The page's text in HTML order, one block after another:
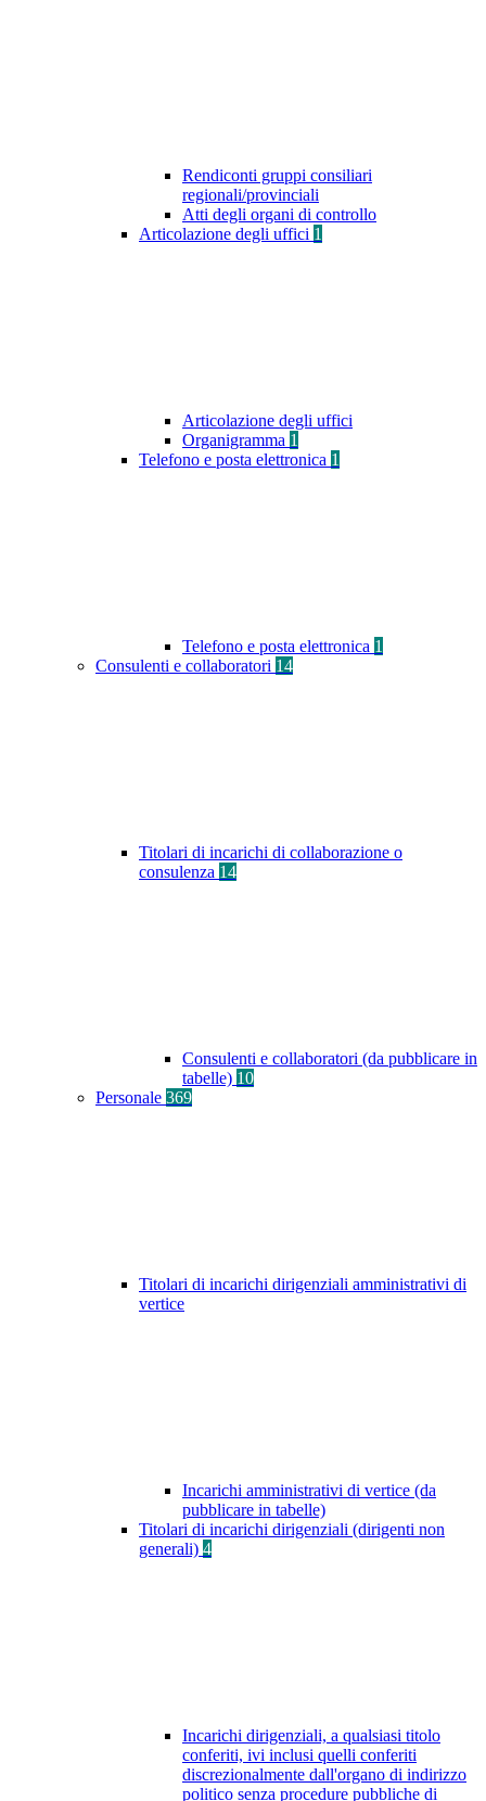
Rendiconti gruppi consiliari
regionali/provinciali
Atti degli organi di controllo
Articolazione degli uffici 1
Articolazione degli uffici
Organigramma 1
Telefono e posta elettronica 1
Telefono e posta elettronica 1
Consulenti e collaboratori 14
Titolari di incarichi di collaborazione o
consulenza 14
Consulenti e collaboratori (da pubblicare in
tabelle) 10
Personale 369
Titolari di incarichi dirigenziali amministrativi di
vertice
Incarichi amministrativi di vertice (da
pubblicare in tabelle)
Titolari di incarichi dirigenziali (dirigenti non
generali) 4
Incarichi dirigenziali, a qualsiasi titolo
conferiti, ivi inclusi quelli conferiti
discrezionalmente dall'organo di indirizzo
politico senza procedure pubbliche di